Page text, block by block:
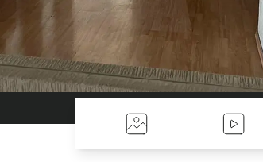
Fotos Videos